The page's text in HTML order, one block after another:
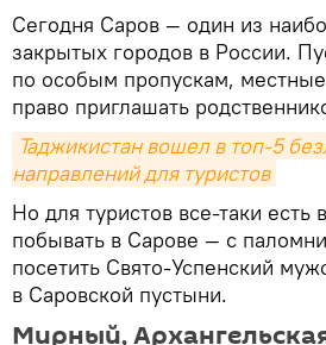
Сегодня Саров — один из
закрытых городов в России.
по особым пропускам,
право приглашать
Таджикистан вошел в топ-5
направлений для туристов
Но для туристов все-таки есть
побывать в Сарове — с
посетить Свято-Успенский
в Саровской пустыни.
Мирный,